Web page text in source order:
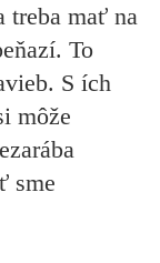
treba mať na
To
S ích
môže
sme